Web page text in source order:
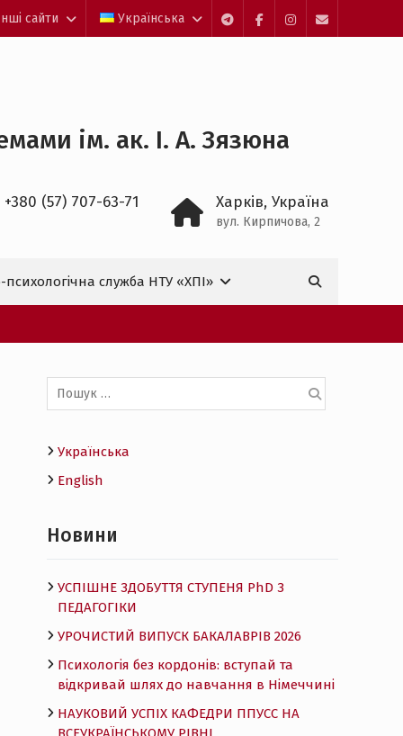
TelegramfacebookInstagram
Mail
сайти Українська
ім. ак. І. А. Зязюна
(57) 707-63-71 Харків, Україна
вул. Кирпичова, 2
психологічна служба НТУ «ХПІ» 
Пошук:
Українська
English
Новини
УСПІШНЕ ЗДОБУТТЯ СТУПЕНЯ PhD З
ПЕДАГОГІКИ
УРОЧИСТИЙ ВИПУСК БАКАЛАВРІВ 2026
Психологія без кордонів: вступай та
відкривай шлях до навчання в Німеччині
НАУКОВИЙ УСПІХ КАФЕДРИ ППУСС НА